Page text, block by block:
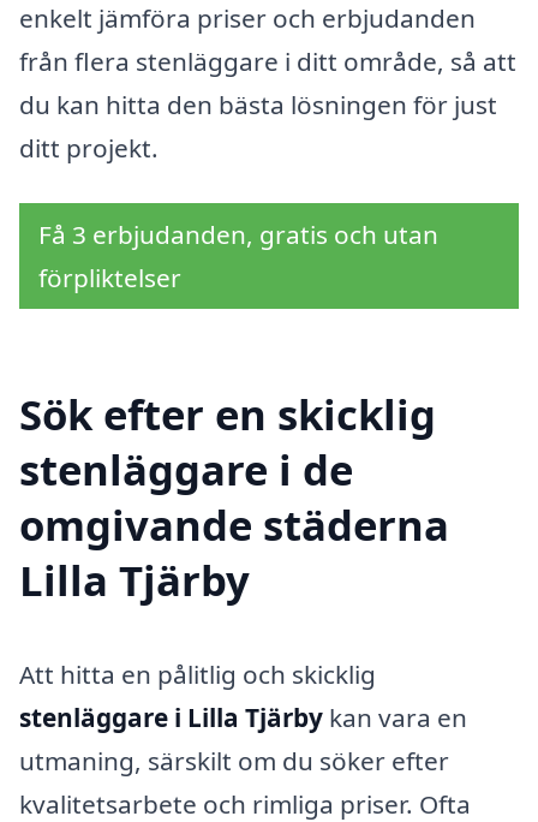
enkelt jämföra priser och erbjudanden
från flera stenläggare i ditt område, så att
du kan hitta den bästa lösningen för just
ditt projekt.
Få 3 erbjudanden, gratis och utan
förpliktelser
Sök efter en skicklig
stenläggare i de
omgivande städerna
Lilla Tjärby
Att hitta en pålitlig och skicklig
stenläggare i Lilla Tjärby kan vara en
utmaning, särskilt om du söker efter
kvalitetsarbete och rimliga priser. Ofta